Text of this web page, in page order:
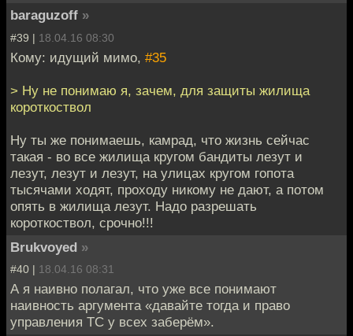
baraguzoff »
#39 | 18.04.16 08:30
Кому: идущий мимо, #35
> Ну не понимаю я, зачем, для защиты жилища
короткоствол
Ну ты же понимаешь, камрад, что жизнь сейчас
такая - во все жилища кругом бандиты лезут и
лезут, лезут и лезут, на улицах кругом гопота
тысячами ходят, проходу никому не дают, а потом
опять в жилища лезут. Надо разрешать
короткоствол, срочно!!!
Brukvoyed »
#40 | 18.04.16 08:31
А я наивно полагал, что уже все понимают
наивность аргумента «давайте тогда и право
управления ТС у всех заберём».